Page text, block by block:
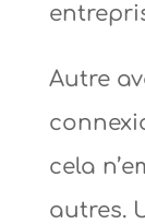
Autre
cela
autres.